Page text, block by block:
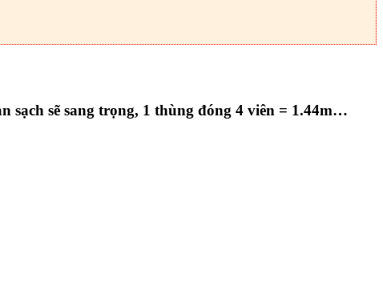
sạch sẽ sang trọng, 1 thùng đóng 4 viên = 1.44m…